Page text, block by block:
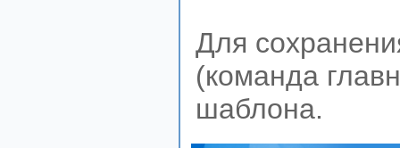
Для
(команда
шаблона.